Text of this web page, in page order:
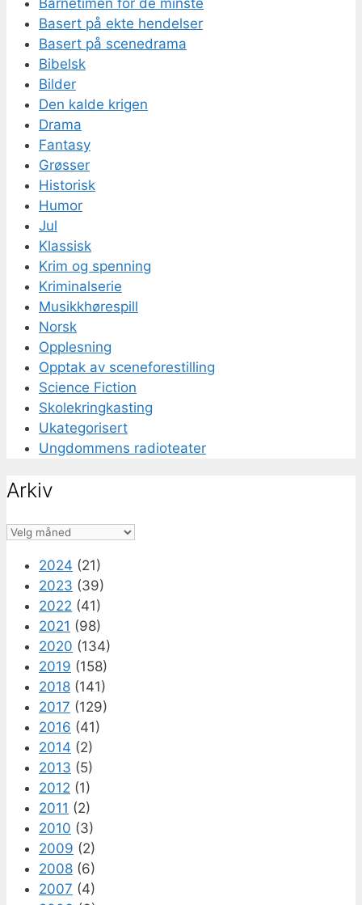
Basert på ekte hendelser
Basert på scenedrama
Bibelsk
Bilder
Den kalde krigen
Drama
Fantasy
Grøsser
Historisk
Humor
Jul
Klassisk
Krim og spenning
Kriminalserie
Musikkhørespill
Norsk
Opplesning
Opptak av sceneforestilling
Science Fiction
Skolekringkasting
Ukategorisert
Ungdommens radioteater
Arkiv
Arkiv
2024 (21)
2023 (39)
2022 (41)
2021 (98)
2020 (134)
2019 (158)
2018 (141)
2017 (129)
2016 (41)
2014 (2)
2013 (5)
2012 (1)
2011 (2)
2010 (3)
2009 (2)
2008 (6)
2007 (4)